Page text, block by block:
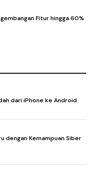
Fitur hingga 60%
dari iPhone ke Android
dengan Kemampuan Siber